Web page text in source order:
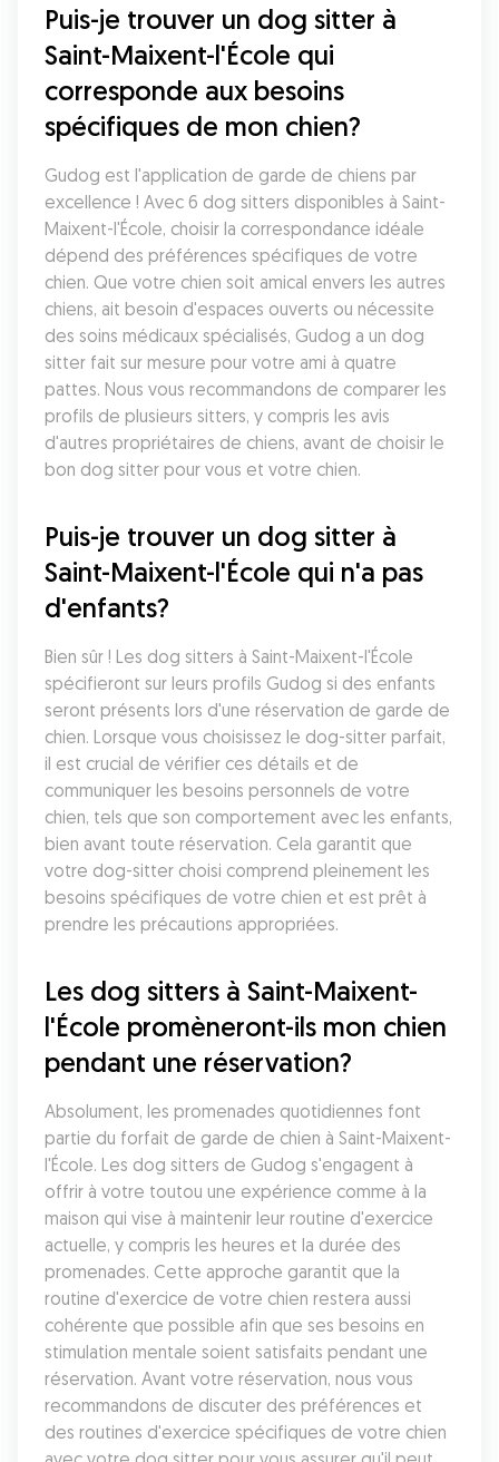
Puis-je trouver un dog sitter à
Saint-Maixent-l'École qui
corresponde aux besoins
spécifiques de mon chien?
Gudog est l'application de garde de chiens par
excellence ! Avec 6 dog sitters disponibles à Saint-
Maixent-l'École, choisir la correspondance idéale
dépend des préférences spécifiques de votre
chien. Que votre chien soit amical envers les autres
chiens, ait besoin d'espaces ouverts ou nécessite
des soins médicaux spécialisés, Gudog a un dog
sitter fait sur mesure pour votre ami à quatre
pattes. Nous vous recommandons de comparer les
profils de plusieurs sitters, y compris les avis
d'autres propriétaires de chiens, avant de choisir le
bon dog sitter pour vous et votre chien.
Puis-je trouver un dog sitter à
Saint-Maixent-l'École qui n'a pas
d'enfants?
Bien sûr ! Les dog sitters à Saint-Maixent-l'École
spécifieront sur leurs profils Gudog si des enfants
seront présents lors d'une réservation de garde de
chien. Lorsque vous choisissez le dog-sitter parfait,
il est crucial de vérifier ces détails et de
communiquer les besoins personnels de votre
chien, tels que son comportement avec les enfants,
bien avant toute réservation. Cela garantit que
votre dog-sitter choisi comprend pleinement les
besoins spécifiques de votre chien et est prêt à
prendre les précautions appropriées.
Les dog sitters à Saint-Maixent-
l'École promèneront-ils mon chien
pendant une réservation?
Absolument, les promenades quotidiennes font
partie du forfait de garde de chien à Saint-Maixent-
l'École. Les dog sitters de Gudog s'engagent à
offrir à votre toutou une expérience comme à la
maison qui vise à maintenir leur routine d'exercice
actuelle, y compris les heures et la durée des
promenades. Cette approche garantit que la
routine d'exercice de votre chien restera aussi
cohérente que possible afin que ses besoins en
stimulation mentale soient satisfaits pendant une
réservation. Avant votre réservation, nous vous
recommandons de discuter des préférences et
des routines d'exercice spécifiques de votre chien